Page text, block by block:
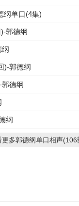
纲单口(4集)
郭德纲
纲
)-郭德纲
德纲
纲
更多郭德纲单口相声(106